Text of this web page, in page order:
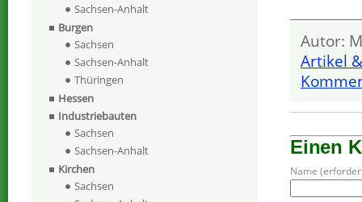
Autor:
Artikel
Einen
Name
Sachsen-Anhalt
Burgen
Sachsen
Sachsen-Anhalt
Thüringen
Hessen
Industriebauten
Sachsen
Sachsen-Anhalt
Kirchen
Sachsen